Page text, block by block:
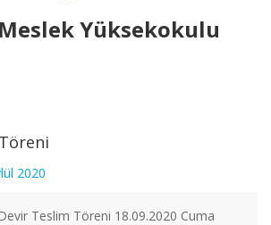
Yüksekokulu
2020
Teslim Töreni 18.09.2020 Cuma